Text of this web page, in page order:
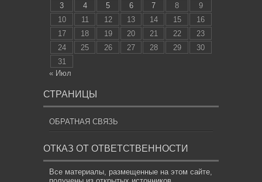
3
4 5 6 7 8
9
10
11 12 13 14 15
16
17
18 19 20 21 22
23
24
25 26 27 28 29
30
31
« Июл
СТРАНИЦЫ
ОБРАТНАЯ СВЯЗЬ
ОТКАЗ ОТ ОТВЕТСТВЕННОСТИ
Все материалы, размещенные на этом сайте,
получены из открытых источников,